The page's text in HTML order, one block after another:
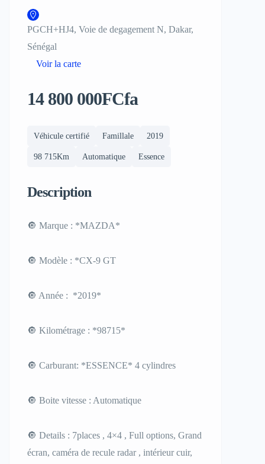
PGCH+HJ4, Voie de degagement N, Dakar,
Sénégal
Voir la carte
14 800 000FCfa
Véhicule certifié Famillale 2019
98 715Km Automatique Essence
Description
🔘 Marque : *MAZDA*
🔘 Modèle : *CX-9 GT
🔘 Année : *2019*
🔘 Kilométrage : *98715*
🔘 Carburant: *ESSENCE* 4 cylindres
🔘 Boite vitesse : Automatique
🔘 Details : 7places , 4×4 , Full options, Grand
écran, caméra de recule radar , intérieur cuir,